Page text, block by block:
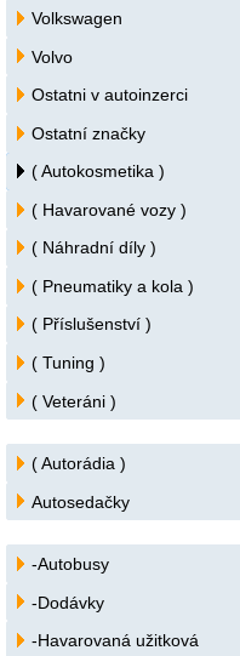
Volkswagen
Volvo
Ostatni v autoinzerci
Ostatní značky
( Autokosmetika )
( Havarované vozy )
( Náhradní díly )
( Pneumatiky a kola )
( Příslušenství )
( Tuning )
( Veteráni )
( Autorádia )
Autosedačky
-Autobusy
-Dodávky
-Havarovaná užitková